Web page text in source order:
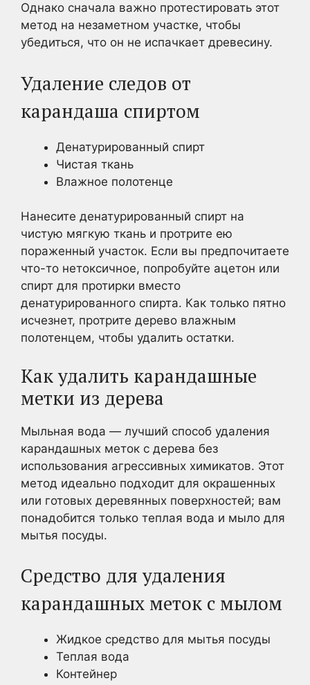
Однако сначала важно протестировать этот
метод на незаметном участке, чтобы
убедиться, что он не испачкает древесину.
Удаление следов от
карандаша спиртом
Денатурированный спирт
Чистая ткань
Влажное полотенце
Нанесите денатурированный спирт на
чистую мягкую ткань и протрите ею
пораженный участок. Если вы предпочитаете
что-то нетоксичное, попробуйте ацетон или
спирт для протирки вместо
денатурированного спирта. Как только пятно
исчезнет, протрите дерево влажным
полотенцем, чтобы удалить остатки.
Как удалить карандашные
метки из дерева
Мыльная вода — лучший способ удаления
карандашных меток с дерева без
использования агрессивных химикатов. Этот
метод идеально подходит для окрашенных
или готовых деревянных поверхностей; вам
понадобится только теплая вода и мыло для
мытья посуды.
Средство для удаления
карандашных меток с мылом
Жидкое средство для мытья посуды
Теплая вода
Контейнер